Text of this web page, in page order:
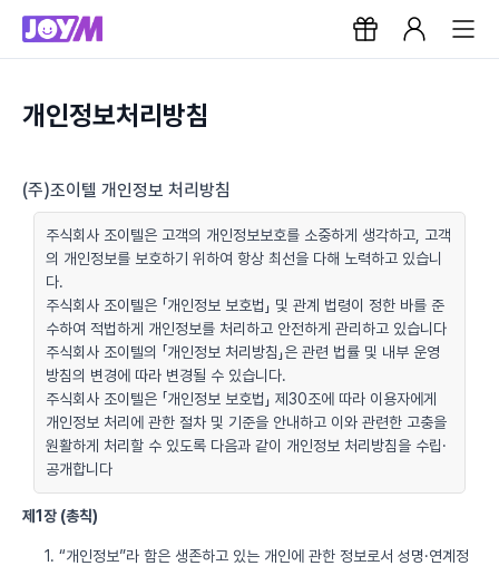
개인정보처리방침
(주)조이텔 개인정보 처리방침
주식회사 조이텔은 고객의 개인정보보호를 소중하게 생각하고, 고객
의 개인정보를 보호하기 위하여 항상 최선을 다해 노력하고 있습니
다.
주식회사 조이텔은 「개인정보 보호법」 및 관계 법령이 정한 바를 준
수하여 적법하게 개인정보를 처리하고 안전하게 관리하고 있습니다
주식회사 조이텔의 「개인정보 처리방침」은 관련 법률 및 내부 운영
방침의 변경에 따라 변경될 수 있습니다.
주식회사 조이텔은 「개인정보 보호법」 제30조에 따라 이용자에게
개인정보 처리에 관한 절차 및 기준을 안내하고 이와 관련한 고충을
원활하게 처리할 수 있도록 다음과 같이 개인정보 처리방침을 수립·
공개합니다
제1장 (총칙)
1. “개인정보”라 함은 생존하고 있는 개인에 관한 정보로서 성명·연계정